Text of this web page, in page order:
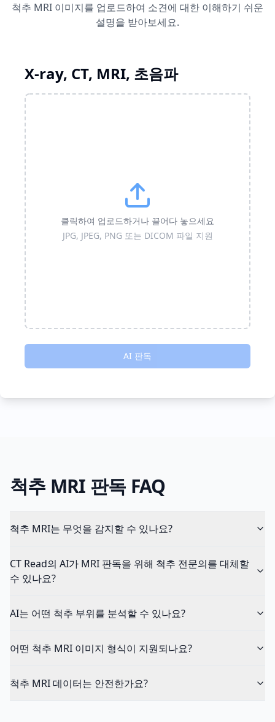
척추 MRI 이미지를 업로드하여 소견에 대한 이해하기 쉬운
설명을 받아보세요.
X-ray, CT, MRI, 초음파
클릭하여 업로드하거나 끌어다 놓으세요
JPG, JPEG, PNG 또는 DICOM 파일 지원
AI 판독
척추 MRI 판독 FAQ
척추 MRI는 무엇을 감지할 수 있나요?
CT Read의 AI가 MRI 판독을 위해 척추 전문의를 대체할
수 있나요?
AI는 어떤 척추 부위를 분석할 수 있나요?
어떤 척추 MRI 이미지 형식이 지원되나요?
척추 MRI 데이터는 안전한가요?